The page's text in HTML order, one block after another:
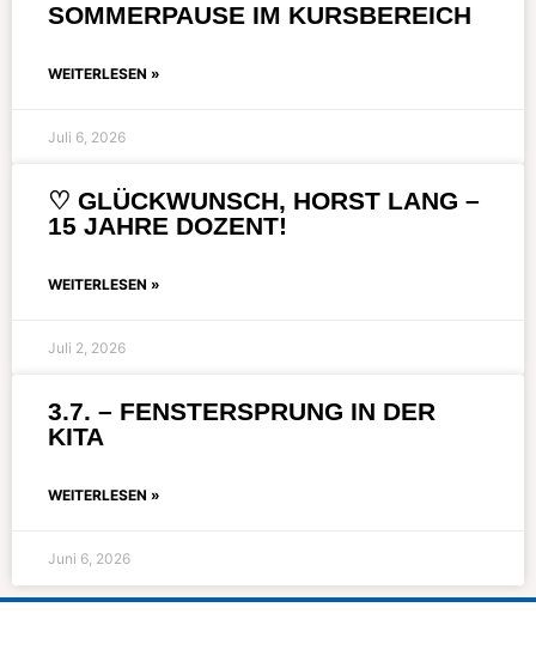
SOMMERPAUSE IM KURSBEREICH
WEITERLESEN »
Juli 6, 2026
♡ GLÜCKWUNSCH, HORST LANG –
15 JAHRE DOZENT!
WEITERLESEN »
Juli 2, 2026
3.7. – FENSTERSPRUNG IN DER
KITA
WEITERLESEN »
Juni 6, 2026